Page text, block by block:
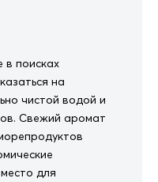
в поисках
на
чистой водой и
Свежий аромат
для